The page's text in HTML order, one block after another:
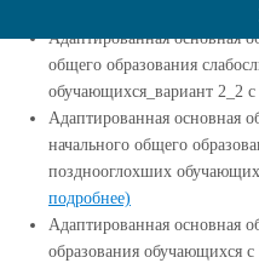
Адаптированная основная
общего образования
обучающихся_вариант 2_2
Адаптированная основная
начального общего
позднооглохших
подробнее)
Адаптированная основная
образования обучающихся